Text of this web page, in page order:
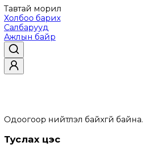
Тавтай морил
Холбоо барих
Салбарууд
Ажлын байр
Одоогоор нийтлэл байхгүй байна.
Туслах цэс